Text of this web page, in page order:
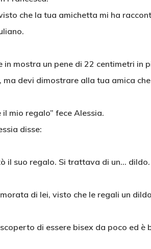
che la tua amichetta mi ha
mostra un pene di 22 centimetri in
ma devi dimostrare alla tua amica
mio regalo” fece Alessia.
disse:
il suo regalo. Si trattava di un… dildo.
di lei, visto che le regali un
di essere bisex da poco ed è